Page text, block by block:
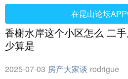
在昆山论坛
香榭水岸这个小区怎么 二
少算是
2025-07-03 房产大家谈 rodrigue